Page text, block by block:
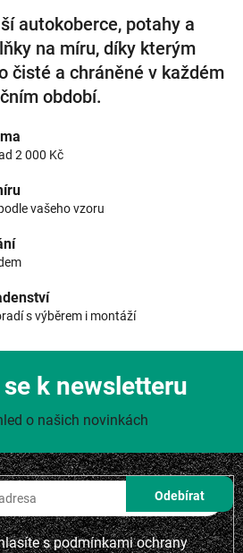
á
d
a
c
í
p
k
ý
autokoberce, potahy a
na míru, díky kterým
čisté a chráněné v každém
období.
2 000 Kč
vašeho vzoru
s výběrem i montáží
spodmínkami ochrany
k newsletteru
o našich novinkách